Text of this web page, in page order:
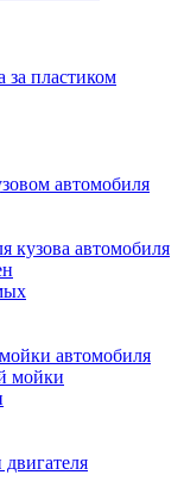
за пластиком
автомобиля
кузова автомобиля
автомобиля
мойки
двигателя